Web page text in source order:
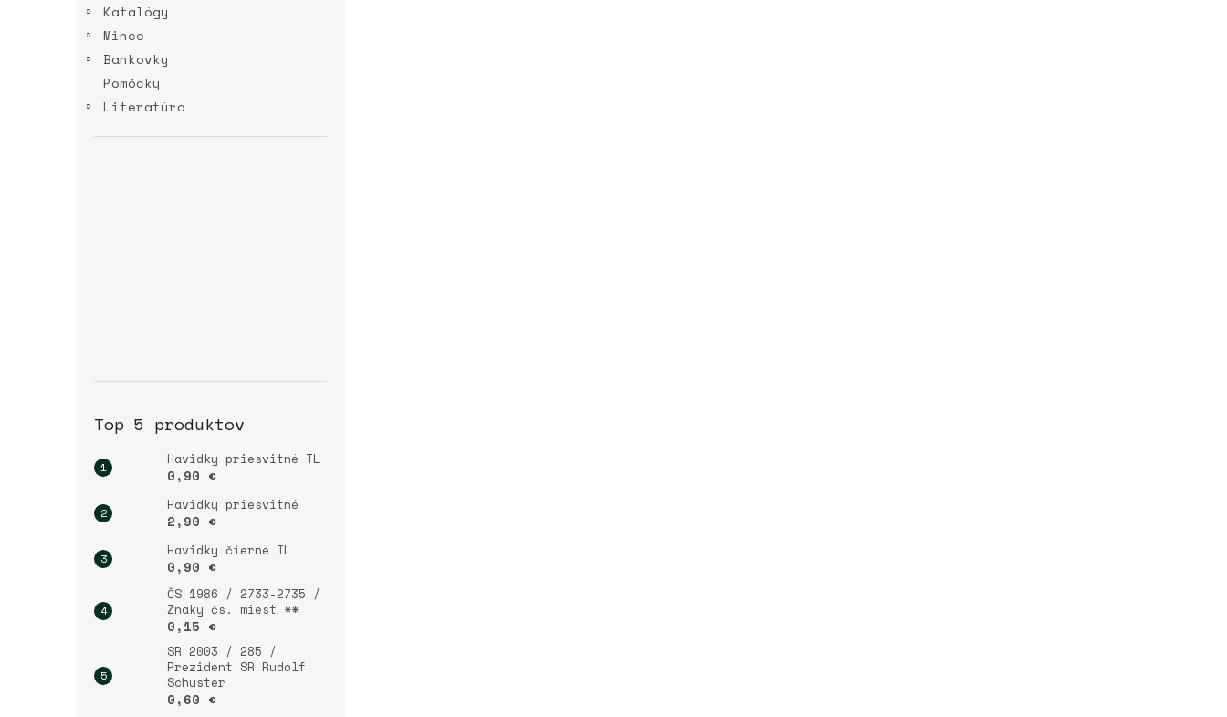
Katalógy
Mince
Bankovky
Pomôcky
Literatúra
Top 5 produktov
Havidky priesvitné TL
0,90 €
Havidky priesvitné
2,90 €
Havidky čierne TL
0,90 €
ČS 1986 / 2733-2735 /
Znaky čs. miest **
0,15 €
SR 2003 / 285 /
Prezident SR Rudolf
Schuster
0,60 €